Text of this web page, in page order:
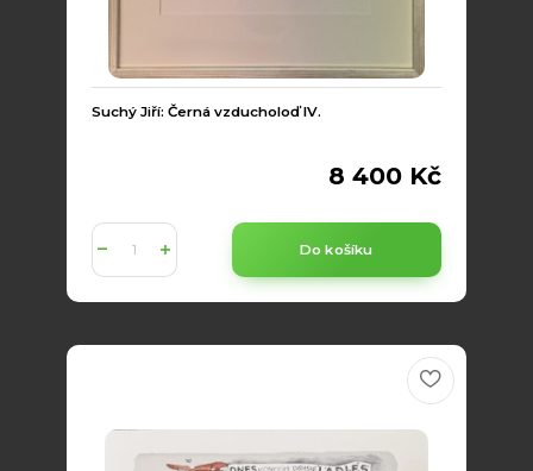
Suchý Jiří: Černá vzducholoď IV.
8 400 Kč
Do košíku